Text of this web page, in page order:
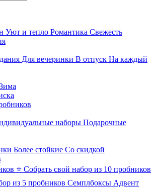
Уют и тепло Романтика Свежесть
Для вечеринки В отпуск На каждый
наборы Подарочные
Более стойкие Со скидкой
⭐ Собрать свой набор из 10 пробников
из 5 пробников Семплбоксы Адвент